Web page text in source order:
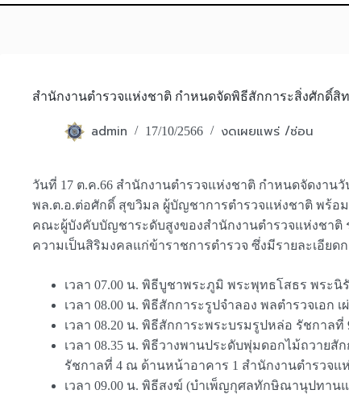
สำนักงานตำรวจแห่งชาติ กำหนดจัดพิธีสักการะสิ่งศักดิ์สิท
admin 17/10/2566 งดเผยแพร่ /ซ่อน
วันที่ 17 ต.ค.66 สำนักงานตำรวจแห่งชาติ กำหนดจัดงาน
พล.ต.อ.ต่อศักดิ์ สุขวิมล ผู้บัญชาการตำรวจแห่งชาติ พร้
คณะผู้บังคับบัญชาระดับสูงของสำนักงานตำรวจแห่งชาติ
ความเป็นสิริมงคลแก่ข้าราชการตำรวจ ซึ่งมีรายละเอียด
เวลา 07.00 น. พิธีบูชาพระภูมิ พระพุทธโสธร พร
เวลา 08.00 น. พิธีสักการะรูปจำลอง พลตำรวจเอ
เวลา 08.20 น. พิธีสักการะพระบรมรูปหล่อ รัชกาล
เวลา 08.35 น. พิธีวางพานประดับพุ่มดอกไม้ถวายสั
รัชกาลที่ 4 ณ ด้านหน้าอาคาร 1 สำนักงานตำรวจแ
เวลา 09.00 น. พิธีสงฆ์ (บำเพ็ญกุศลทักษิณานุปทา